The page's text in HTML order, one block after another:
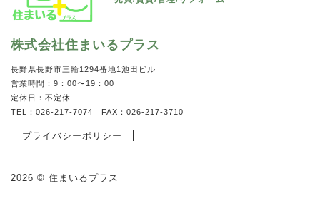
株式会社住まいるプラス
長野県長野市三輪1294番地1池田ビル
営業時間：9：00〜19：00
定休日：不定休
TEL：026-217-7074 FAX：026-217-3710
プライバシーポリシー
2026 © 住まいるプラス